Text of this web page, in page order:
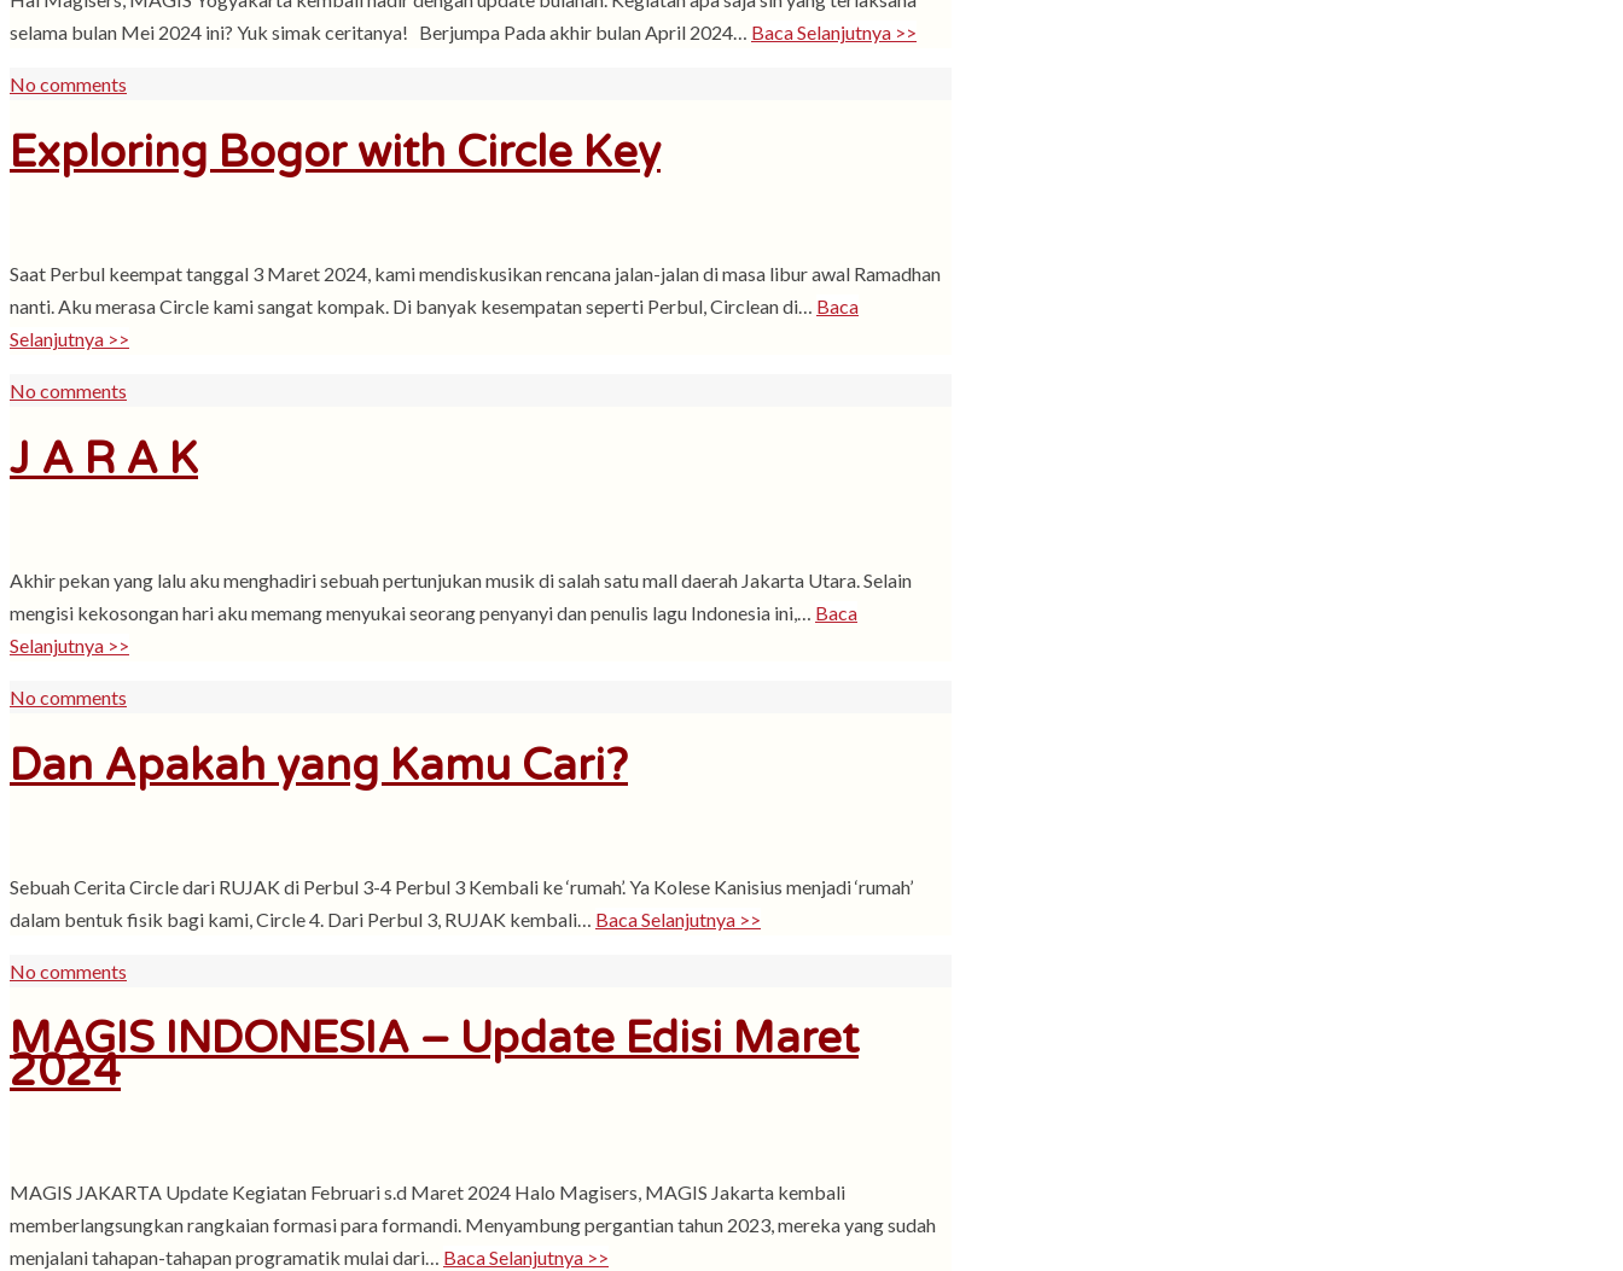
selama bulan Mei 2024 ini? Yuk simak ceritanya! Berjumpa Pada akhir bulan April 2024… Baca Selanjutnya >>
No comments
Exploring Bogor with Circle Key
Saat Perbul keempat tanggal 3 Maret 2024, kami mendiskusikan rencana jalan-jalan di masa libur awal Ramadhan
nanti. Aku merasa Circle kami sangat kompak. Di banyak kesempatan seperti Perbul, Circlean di… Baca
Selanjutnya >>
No comments
J A R A K
Akhir pekan yang lalu aku menghadiri sebuah pertunjukan musik di salah satu mall daerah Jakarta Utara. Selain
mengisi kekosongan hari aku memang menyukai seorang penyanyi dan penulis lagu Indonesia ini,… Baca
Selanjutnya >>
No comments
Dan Apakah yang Kamu Cari?
Sebuah Cerita Circle dari RUJAK di Perbul 3-4 Perbul 3 Kembali ke ‘rumah’. Ya Kolese Kanisius menjadi ‘rumah’
dalam bentuk fisik bagi kami, Circle 4. Dari Perbul 3, RUJAK kembali… Baca Selanjutnya >>
No comments
MAGIS INDONESIA – Update Edisi Maret
2024
MAGIS JAKARTA Update Kegiatan Februari s.d Maret 2024 Halo Magisers, MAGIS Jakarta kembali
memberlangsungkan rangkaian formasi para formandi. Menyambung pergantian tahun 2023, mereka yang sudah
menjalani tahapan-tahapan programatik mulai dari… Baca Selanjutnya >>